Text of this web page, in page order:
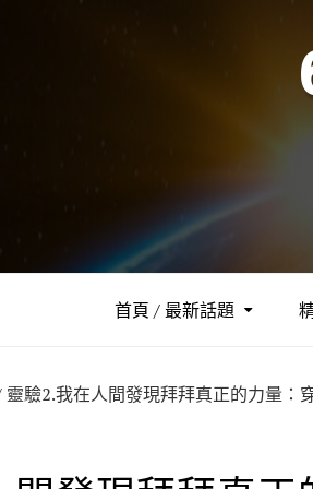
首頁 / 最新話題
靈驗2.我在人間發現拜拜真正的力量：